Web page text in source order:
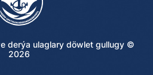
derýa ulaglary döwlet gullugy ©
2026